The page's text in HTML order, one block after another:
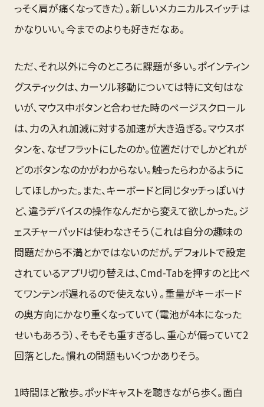
っそく肩が痛くなってきた）。新しいメカニカルスイッチは
かなりいい。今までのよりも好きだなあ。
ただ、それ以外に今のところに課題が多い。ポインティン
グスティックは、カーソル移動については特に文句はな
いが、マウス中ボタンと合わせた時のページスクロール
は、力の入れ加減に対する加速が大き過ぎる。マウスボ
タンを、なぜフラットにしたのか。位置だけでしかどれが
どのボタンなのかがわからない。触ったらわかるように
してほしかった。また、キーボードと同じタッチっぽいけ
ど、違うデバイスの操作なんだから変えて欲しかった。ジ
ェスチャーパッドは使わなさそう（これは自分の趣味の
問題だから不満とかではないのだが。デフォルトで設定
されているアプリ切り替えは、Cmd-Tabを押すのと比べ
てワンテンポ遅れるので使えない）。重量がキーボード
の奥方向にかなり重くなっていて（電池が4本になった
せいもあろう）、そもそも重すぎるし、重心が偏っていて2
回落とした。慣れの問題もいくつかありそう。
1時間ほど散歩。ポッドキャストを聴きながら歩く。面白